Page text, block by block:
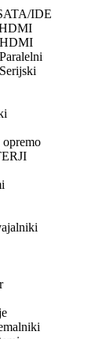
IDE